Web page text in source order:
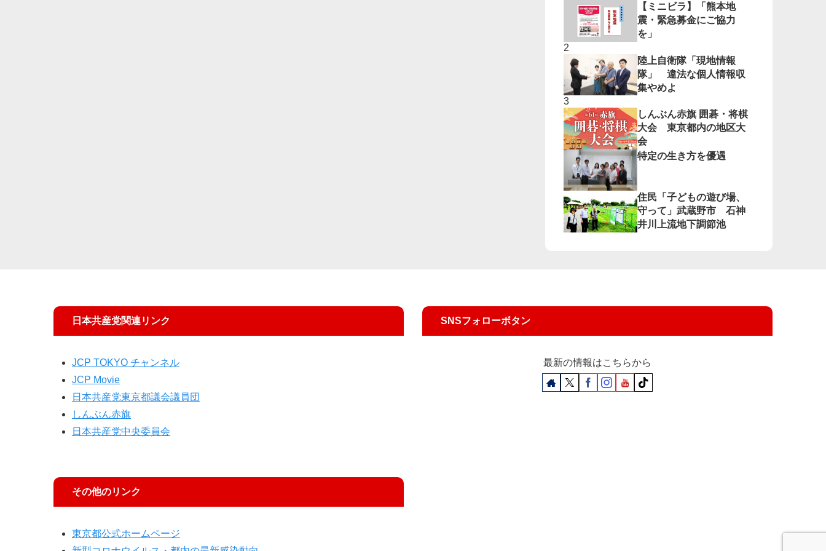
【ミニビラ】「熊本地
震・緊急募金にご協力
を」
陸上自衛隊「現地情報
隊」 違法な個人情報収
集やめよ
しんぶん赤旗 囲碁・将棋
大会 東京都内の地区大
会
特定の生き方を優遇
住民「子どもの遊び場、
守って」武蔵野市 石神
井川上流地下調節池
日本共産党関連リンク
JCP TOKYO チャンネル
JCP Movie
日本共産党東京都議会議員団
しんぶん赤旗
日本共産党中央委員会
その他のリンク
東京都公式ホームページ
SNSフォローボタン
最新の情報はこちらから